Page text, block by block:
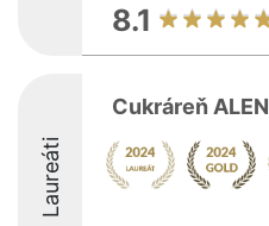
8.1
Laureáti
Cukráreň ALEN